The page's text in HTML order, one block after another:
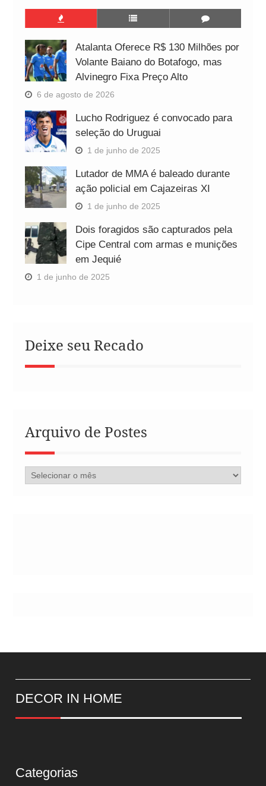
Atalanta Oferece R$ 130 Milhões por
Volante Baiano do Botafogo, mas
Alvinegro Fixa Preço Alto
6 de agosto de 2026
Lucho Rodriguez é convocado para
seleção do Uruguai
1 de junho de 2025
Lutador de MMA é baleado durante
ação policial em Cajazeiras XI
1 de junho de 2025
Dois foragidos são capturados pela
Cipe Central com armas e munições
em Jequié
1 de junho de 2025
Deixe seu Recado
Arquivo de Postes
Arquivo
de
DECOR IN HOME
Categorias